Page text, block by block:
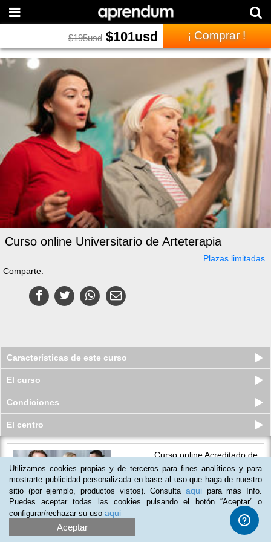
$195usd $101usd ¡ Comprar !
Curso online Universitario de Arteterapia
Plazas limitadas
Comparte:
Características de este curso
El curso
Condiciones
El centro
Curso online Acreditado de
Terapeuta de Pareja y Coaching
Sexual
Plazas limitadas
$ 390 usd $165usd
Utilizamos cookies propias y de terceros para fines analíticos y para
mostrarte publicidad personalizada en base al uso que haga de nuestro
sitio (por ejemplo, productos vistos). Consulta aqui para más Info.
Puedes aceptar todas las cookies pulsando el botón “Aceptar” o
configurar/rechazar su uso aqui
Aceptar